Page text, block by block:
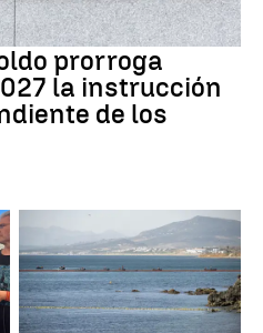
prorroga
la instrucción
de los
CRISIS MIGRATORIA